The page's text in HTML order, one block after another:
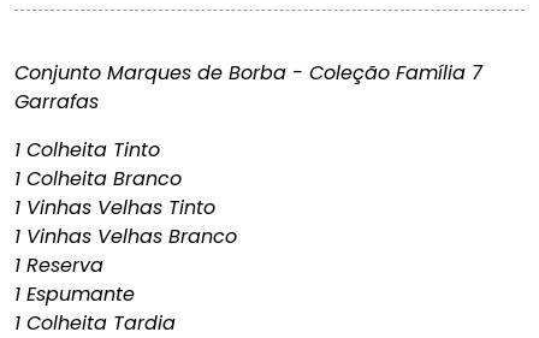
Conjunto Marques de Borba - Coleção Família 7
Garrafas
1 Colheita Tinto
1 Colheita Branco
1 Vinhas Velhas Tinto
1 Vinhas Velhas Branco
1 Reserva
1 Espumante
1 Colheita Tardia